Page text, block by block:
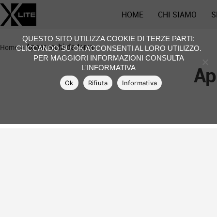
HOME CHI SIAMO
Home>Apparecchi da terra
QUESTO SITO UTILIZZA COOKIE DI TERZE PARTI:
CLICCANDO SU OK ACCONSENTI AL LORO UTILIZZO.
PER MAGGIORI INFORMAZIONI CONSULTA
L'INFORMATIVA
Ok Rifiuta Informativa